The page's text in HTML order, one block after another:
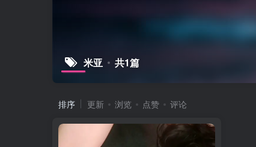
米亚 共1篇
排序 更新 浏览 点赞 评论